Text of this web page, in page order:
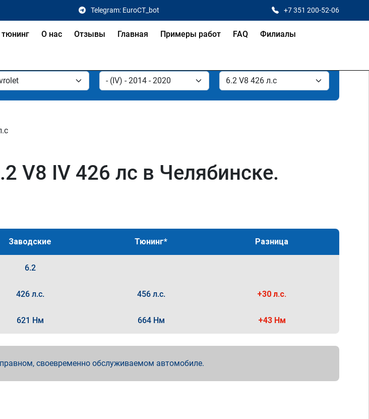
Telegram: EuroCT_bot +7 351 200-52-06
О нас Отзывы Главная Примеры работ FAQ Филиалы
V8 IV 426 лс в Челябинске.
Заводские Тюнинг* Разница
6.2
426 л.с. 456 л.с. +30 л.с.
621 Нм 664 Нм +43 Нм
своевременно обслуживаемом автомобиле.